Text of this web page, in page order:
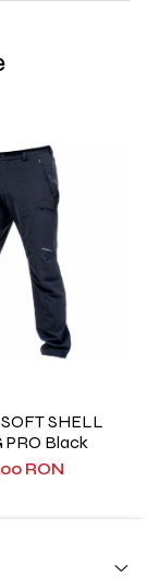
SHELL
PRO Black
RON